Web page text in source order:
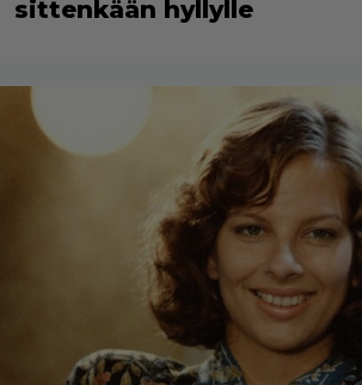
sittenkään hyllylle